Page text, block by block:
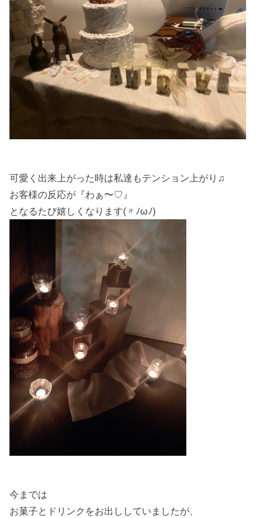
可愛く出来上がった時は私達もテンション上がり♫
お客様の反応が『わぁ〜♡』
となるたび嬉しくなります(〃ﾉωﾉ)
今までは
お菓子とドリンクをお出ししていましたが、